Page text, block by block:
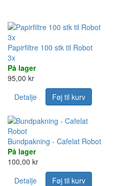
3x
Papirfiltre 100 stk til Robot
3x
På lager
95,00 kr
Detalje
Føj til kurv
Bundpakning - Cafelat Robot
På lager
100,00 kr
Detalje
Føj til kurv